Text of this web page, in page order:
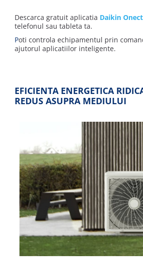
Descarca gratuit aplicatia Daikin
telefonul sau tableta ta.
Poti controla echipamentul prin
ajutorul aplicatiilor inteligente.
EFICIENTA ENERGETICA
REDUS ASUPRA MEDIULUI